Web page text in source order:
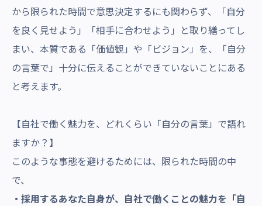
から限られた時間で意思決定するにも関わらず、「自分
を良く見せよう」「相手に合わせよう」と取り繕ってし
まい、本質である「価値観」や「ビジョン」を、「自分
の言葉で」十分に伝えることができていないことにある
と考えます。
【自社で働く魅力を、どれくらい「自分の言葉」で語れ
ますか？】
このような事態を避けるためには、限られた時間の中
で、
・採用するあなた自身が、自社で働くことの魅力を「自